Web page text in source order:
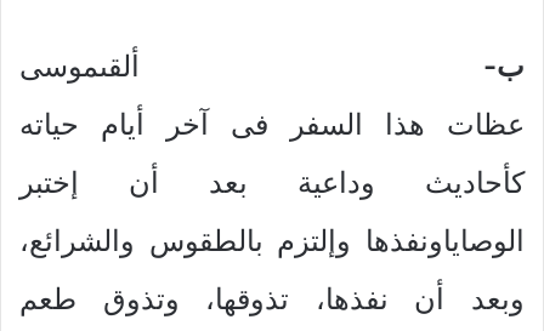
ب‌- ألقىموسى
عظات هذا السفر فى آخر أيام حياته
كأحاديث وداعية بعد أن إختبر
الوصاياونفذها وإلتزم بالطقوس والشرائع،
وبعد أن نفذها، تذوقها، وتذوق طعم